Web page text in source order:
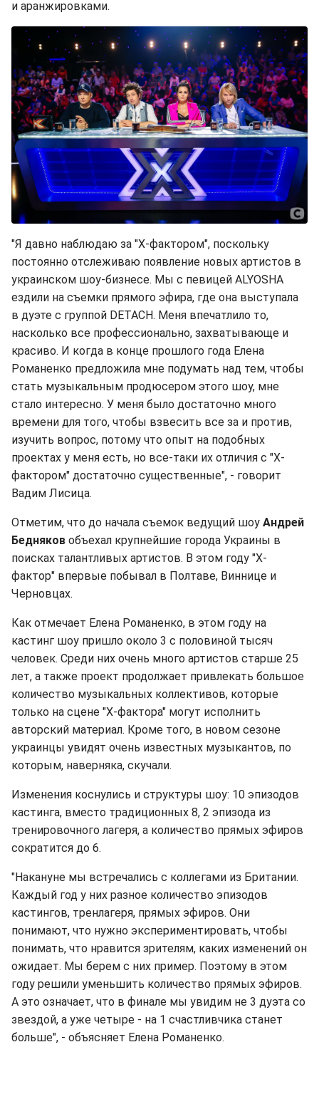
и аранжировками.
"Я давно наблюдаю за "Х-фактором", поскольку
постоянно отслеживаю появление новых артистов в
украинском шоу-бизнесе. Мы с певицей ALYOSHA
ездили на съемки прямого эфира, где она выступала
в дуэте с группой DETACH. Меня впечатлило то,
насколько все профессионально, захватывающе и
красиво. И когда в конце прошлого года Елена
Романенко предложила мне подумать над тем, чтобы
стать музыкальным продюсером этого шоу, мне
стало интересно. У меня было достаточно много
времени для того, чтобы взвесить все за и против,
изучить вопрос, потому что опыт на подобных
проектах у меня есть, но все-таки их отличия с "Х-
фактором" достаточно существенные", - говорит
Вадим Лисица.
Отметим, что до начала съемок ведущий шоу Андрей
Бедняков объехал крупнейшие города Украины в
поисках талантливых артистов. В этом году "Х-
фактор" впервые побывал в Полтаве, Виннице и
Черновцах.
Как отмечает Елена Романенко, в этом году на
кастинг шоу пришло около 3 с половиной тысяч
человек. Среди них очень много артистов старше 25
лет, а также проект продолжает привлекать большое
количество музыкальных коллективов, которые
только на сцене "Х-фактора" могут исполнить
авторский материал. Кроме того, в новом сезоне
украинцы увидят очень известных музыкантов, по
которым, наверняка, скучали.
Изменения коснулись и структуры шоу: 10 эпизодов
кастинга, вместо традиционных 8, 2 эпизода из
тренировочного лагеря, а количество прямых эфиров
сократится до 6.
"Накануне мы встречались с коллегами из Британии.
Каждый год у них разное количество эпизодов
кастингов, тренлагеря, прямых эфиров. Они
понимают, что нужно экспериментировать, чтобы
понимать, что нравится зрителям, каких изменений он
ожидает. Мы берем с них пример. Поэтому в этом
году решили уменьшить количество прямых эфиров.
А это означает, что в финале мы увидим не 3 дуэта со
звездой, а уже четыре - на 1 счастливчика станет
больше", - объясняет Елена Романенко.